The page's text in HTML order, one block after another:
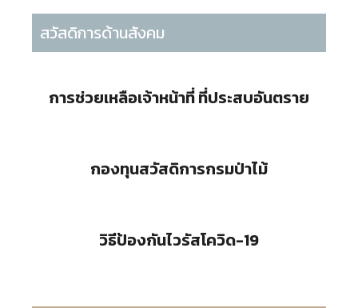
สวัสดิการด้านสังคม
การช่วยเหลือเจ้าหน้าที่ ที่ประสบอันตราย
กองทุนสวัสดิการกรมป่าไม้
วิธีป้องกันไวรัสโควิด-19